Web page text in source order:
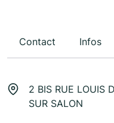
Contact Infos
2 BIS RUE LOUIS
SUR SALON